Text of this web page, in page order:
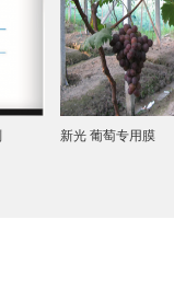
新光 葡萄专用膜